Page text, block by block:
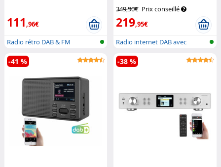
111,96€
Radio rétro DAB & FM
349,90€ Prix conseillé
219,95€
Radio internet DAB avec
lecteur CD...
-41 % -38 %